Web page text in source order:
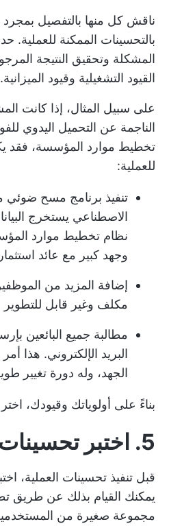
ناقش كل منها بالتفصيل بمجرد
بالتحسينات الممكنة للعملية.
المشكلة وتحقيق النتيجة
القيود التشغيلية وقيود الميزانية.
على سبيل المثال، إذا كانت
الناجمة عن التحميل اليدوي
تخطيط موارد المؤسسة، فقد
للعملية:
تنفيذ برنامج مسح ضوئي
الاصطناعي يستخرج
نظام تخطيط موارد
وجهد كبير مع عائد
إضافة المزيد من
مكلف وغير قابل للتطوير
مطالبة جميع البائعين
البريد الإلكتروني. هذا
الجهد، وله دورة تغيير
بناءً على أولوياتك وقيودك،
5. اختبر تحسينات العملية
قبل تنفيذ تحسينات العملية،
يمكنك القيام بذلك عن طريق
مجموعة صغيرة من